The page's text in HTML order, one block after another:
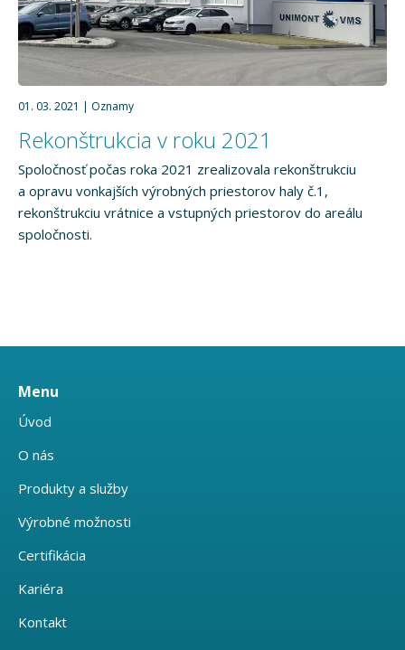
01. 03. 2021 Oznamy
Rekonštrukcia v roku 2021
Spoločnosť počas roka 2021 zrealizovala rekonštrukciu
a opravu vonkajších výrobných priestorov haly č.1,
rekonštrukciu vrátnice a vstupných priestorov do areálu
spoločnosti.
Menu
Úvod
O nás
Produkty a služby
Výrobné možnosti
Certifikácia
Kariéra
Kontakt